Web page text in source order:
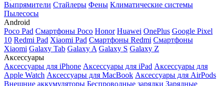
Выпрямители Стайлеры Фены Климатические системы
Пылесосы
Android
Poco Pad Смартфоны Poco Honor Huawei OnePlus Google Pixel
10 Redmi Pad Xiaomi Pad Смартфоны Redmi Смартфоны
Xiaomi Galaxy Tab Galaxy A Galaxy S Galaxy Z
Аксессуары
Аксессуары для iPhone Аксессуары для iPad Аксессуары для
Apple Watch Аксессуары для MacBook Аксессуары для AirPods
Внешние аккумуляторы Беспроводные зарядки Зарядные